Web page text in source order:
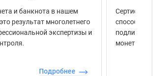
и банкнота в нашем
результат многолетнего
экспертизы и
Подробнее
способов
монеты.